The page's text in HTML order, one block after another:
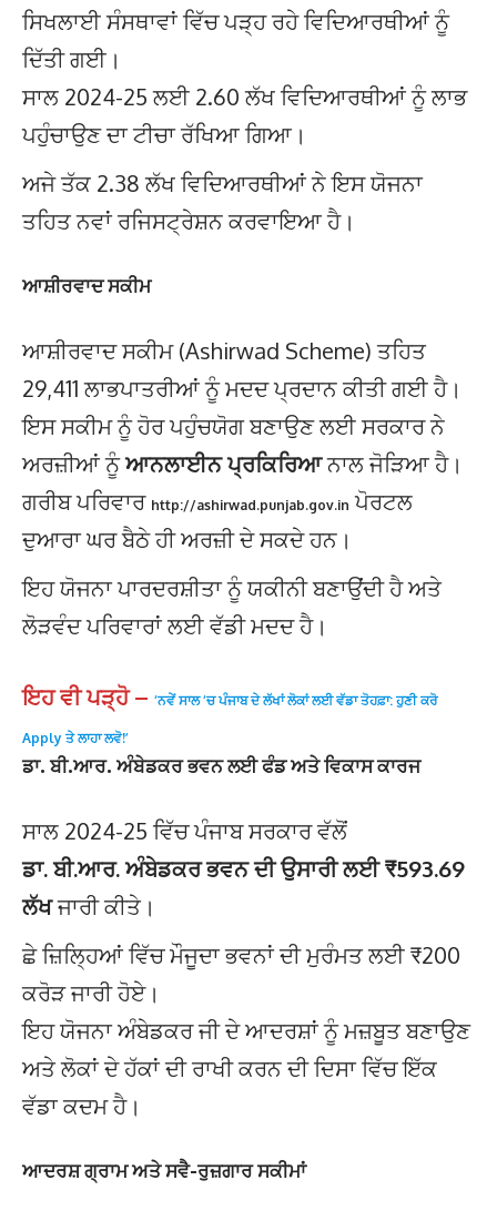
ਸਿਖਲਾਈ ਸੰਸਥਾਵਾਂ ਵਿੱਚ ਪੜ੍ਹ ਰਹੇ ਵਿਦਿਆਰਥੀਆਂ ਨੂੰ
ਦਿੱਤੀ ਗਈ।
ਸਾਲ 2024-25 ਲਈ 2.60 ਲੱਖ ਵਿਦਿਆਰਥੀਆਂ ਨੂੰ ਲਾਭ
ਪਹੁੰਚਾਉਣ ਦਾ ਟੀਚਾ ਰੱਖਿਆ ਗਿਆ।
ਅਜੇ ਤੱਕ 2.38 ਲੱਖ ਵਿਦਿਆਰਥੀਆਂ ਨੇ ਇਸ ਯੋਜਨਾ
ਤਹਿਤ ਨਵਾਂ ਰਜਿਸਟ੍ਰੇਸ਼ਨ ਕਰਵਾਇਆ ਹੈ।
ਆਸ਼ੀਰਵਾਦ ਸਕੀਮ
ਆਸ਼ੀਰਵਾਦ ਸਕੀਮ (Ashirwad Scheme) ਤਹਿਤ
29,411 ਲਾਭਪਾਤਰੀਆਂ ਨੂੰ ਮਦਦ ਪ੍ਰਦਾਨ ਕੀਤੀ ਗਈ ਹੈ।
ਇਸ ਸਕੀਮ ਨੂੰ ਹੋਰ ਪਹੁੰਚਯੋਗ ਬਣਾਉਣ ਲਈ ਸਰਕਾਰ ਨੇ
ਅਰਜ਼ੀਆਂ ਨੂੰਆਨਲਾਈਨ ਪ੍ਰਕਿਰਿਆਨਾਲ ਜੋੜਿਆ ਹੈ।
ਗਰੀਬ ਪਰਿਵਾਰ http://ashirwad.punjab.gov.in ਪੋਰਟਲ
ਦੁਆਰਾ ਘਰ ਬੈਠੇ ਹੀ ਅਰਜ਼ੀ ਦੇ ਸਕਦੇ ਹਨ।
ਇਹ ਯੋਜਨਾ ਪਾਰਦਰਸ਼ੀਤਾ ਨੂੰ ਯਕੀਨੀ ਬਣਾਉਂਦੀ ਹੈ ਅਤੇ
ਲੋੜਵੰਦ ਪਰਿਵਾਰਾਂ ਲਈ ਵੱਡੀ ਮਦਦ ਹੈ।
ਇਹ ਵੀ ਪੜ੍ਹੋ – ‘ਨਵੇਂ ਸਾਲ ‘ਚ ਪੰਜਾਬ ਦੇ ਲੱਖਾਂ ਲੋਕਾਂ ਲਈ ਵੱਡਾ ਤੋਹਫ਼ਾ: ਹੁਣੀ ਕਰੋ
Apply ਤੇ ਲਾਹਾ ਲਵੋ!’
ਡਾ. ਬੀ.ਆਰ. ਅੰਬੇਡਕਰ ਭਵਨ ਲਈ ਫੰਡ ਅਤੇ ਵਿਕਾਸ ਕਾਰਜ
ਸਾਲ 2024-25 ਵਿੱਚ ਪੰਜਾਬ ਸਰਕਾਰ ਵੱਲੋਂ
ਡਾ. ਬੀ.ਆਰ. ਅੰਬੇਡਕਰ ਭਵਨ ਦੀ ਉਸਾਰੀ ਲਈ ₹593.69
ਲੱਖਜਾਰੀ ਕੀਤੇ।
ਛੇ ਜ਼ਿਲ੍ਹਿਆਂ ਵਿੱਚ ਮੌਜੂਦਾ ਭਵਨਾਂ ਦੀ ਮੁਰੰਮਤ ਲਈ ₹200
ਕਰੋੜ ਜਾਰੀ ਹੋਏ।
ਇਹ ਯੋਜਨਾ ਅੰਬੇਡਕਰ ਜੀ ਦੇ ਆਦਰਸ਼ਾਂ ਨੂੰ ਮਜ਼ਬੂਤ ਬਣਾਉਣ
ਅਤੇ ਲੋਕਾਂ ਦੇ ਹੱਕਾਂ ਦੀ ਰਾਖੀ ਕਰਨ ਦੀ ਦਿਸਾ ਵਿੱਚ ਇੱਕ
ਵੱਡਾ ਕਦਮ ਹੈ।
ਆਦਰਸ਼ ਗ੍ਰਾਮ ਅਤੇ ਸਵੈ-ਰੁਜ਼ਗਾਰ ਸਕੀਮਾਂ